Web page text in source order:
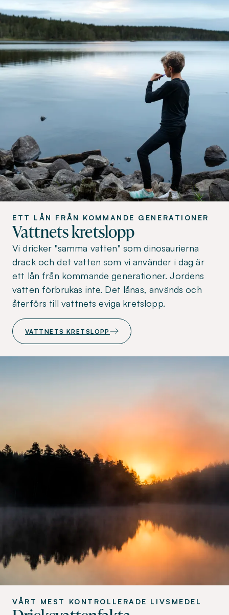
ETT LÅN FRÅN KOMMANDE GENERATIONER
Vattnets kretslopp
Vi dricker "samma vatten" som dinosaurierna
drack och det vatten som vi använder i dag är
ett lån från kommande generationer. Jordens
vatten förbrukas inte. Det lånas, används och
återförs till vattnets eviga kretslopp.
VATTNETS KRETSLOPP
VÅRT MEST KONTROLLERADE LIVSMEDEL